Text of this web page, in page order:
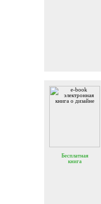
Бесплатная
книга